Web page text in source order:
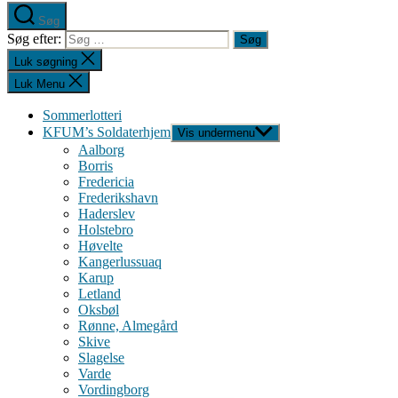
Søg
Søg efter:
Luk søgning
Luk Menu
Sommerlotteri
KFUM’s Soldaterhjem Vis undermenu
Aalborg
Borris
Fredericia
Frederikshavn
Haderslev
Holstebro
Høvelte
Kangerlussuaq
Karup
Letland
Oksbøl
Rønne, Almegård
Skive
Slagelse
Varde
Vordingborg